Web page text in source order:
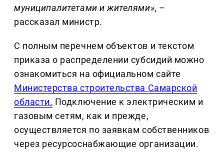
муниципалитетами и жителями», –
рассказал министр.
С полным перечнем объектов и текстом
приказа о распределении субсидий можно
ознакомиться на официальном сайте
Министерства строительства Самарской
области. Подключение к электрическим и
газовым сетям, как и прежде,
осуществляется по заявкам собственников
через ресурсоснабжающие организации.